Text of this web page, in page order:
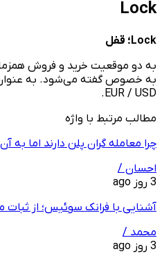
Lock
Lock؛ قفل
به دو موقعیت خرید و فروش
به خصوص گفته می‌شود. به
EUR / USD.
مطالب مرتبط با واژه
چرا معامله ‌گران پلن دارند اما به
احسان /
3 روز ago
آشنایی با فرانک سوئیس؛ از
محمد /
3 روز ago